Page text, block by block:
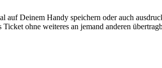
Deinem Handy speichern oder auch
ohne weiteres an jemand anderen